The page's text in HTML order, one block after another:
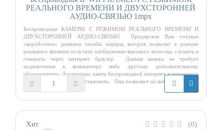
РЕАЛЬНОГО ВРЕМЕНИ И ДВУХСТОРОННЕЙ
АУДИО-СВЯЗЬЮ 1mpx
Беспроводные КАМЕРЫ С РЕЖИМОМ РЕАЛЬНОГО ВРЕМЕНИ И
ДВУХСТОРОННЕЙ АУДИО-СВЯЗЬЮ Предлагаем Вам готовое
«коробочное» решение онлайн камеры, которая позволит в режиме
реального времени получать изображение высокого качества, слушать и
говорить через интернет браузер. Данная камера не требует
подключения к компьютеру либо другому дополнительному
оборудованию. Достаточно иметь беспроводной интернет в помещение
в котором Вы хотите ее установить. Она позволяет из любой точ
(0)
Хит